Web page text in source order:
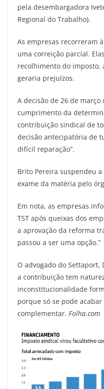
pela desembargadora
Regional do Trabalho).
As empresas recorreram
uma correição parcial.
recolhimento do imposto,
geraria prejuízos.
A decisão de 26 de março
cumprimento da
contribuição sindical de
decisão antecipatória de
difícil reparação”.
Brito Pereira suspendeu
exame da matéria pelo
Em nota, as empresas
TST após queixas dos
a aprovação da reforma
passou a ser uma opção.”
O advogado do Settaport,
a contribuição tem
inconstitucionalidade
porque só se pode
complementar. Folha.com